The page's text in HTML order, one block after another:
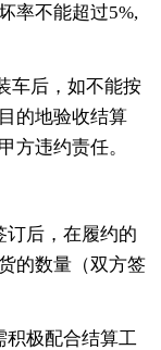
率不能超过5%,
车后，如不能按
的地验收结算
方违约责任。
订后，在履约的
的数量（双方签
积极配合结算工